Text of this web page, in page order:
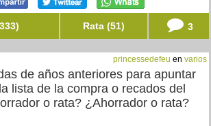
Rata (51) 3
princessedefeu en varios
de años anteriores para apuntar
lista de la compra o recados del
o rata? ¿Ahorrador o rata?